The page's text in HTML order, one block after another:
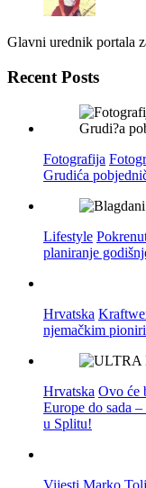
Glavni urednik portala
Recent Posts
Fotografija
Grudića
Lifestyle
planiranje
Hrvatska
njemačkim
Hrvatska Ovo će
Europe do sada
u Splitu!
Vijesti Marko